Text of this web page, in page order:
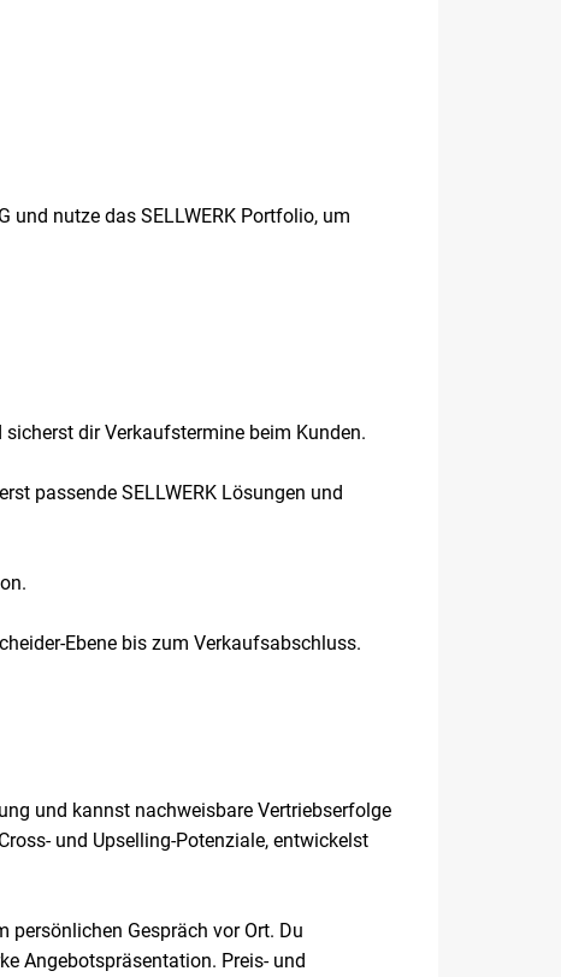
und nutze das SELLWERK Portfolio, um
dir Verkaufstermine beim Kunden.
passende SELLWERK Lösungen und
Ebene bis zum Verkaufsabschluss.
und kannst nachweisbare Vertriebserfolge
und Upselling-Potenziale, entwickelst
Gespräch vor Ort. Du
Angebotspräsentation. Preis- und